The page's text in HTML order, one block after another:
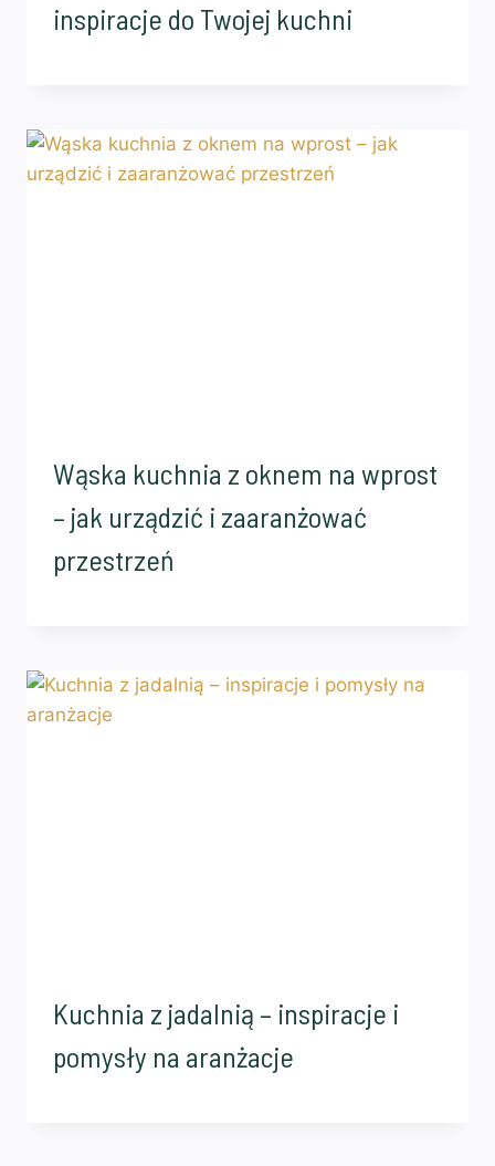
inspiracje do Twojej kuchni
Wąska kuchnia z oknem na wprost
– jak urządzić i zaaranżować
przestrzeń
Kuchnia z jadalnią – inspiracje i
pomysły na aranżacje